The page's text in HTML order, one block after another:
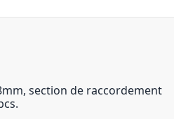
section de raccordement